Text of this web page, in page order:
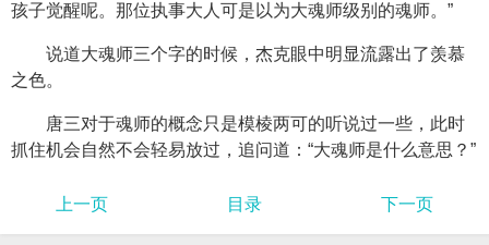
孩子觉醒呢。那位执事大人可是以为大魂师级别的魂师。”
说道大魂师三个字的时候，杰克眼中明显流露出了羡慕
之色。
唐三对于魂师的概念只是模棱两可的听说过一些，此时
抓住机会自然不会轻易放过，追问道：“大魂师是什么意思？”
上一页 目录 下一页